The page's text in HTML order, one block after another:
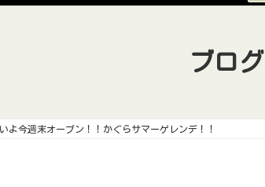
ブログ
よ今週末オープン！！かぐらサマーゲレンデ！！